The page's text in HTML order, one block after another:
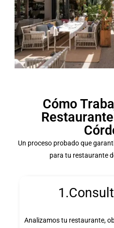
Cómo
Un proceso probado que
para tu restaurante
Analizamos tu restaurante,